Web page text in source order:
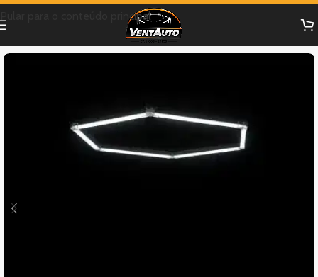
Pular para o conteúdo principal